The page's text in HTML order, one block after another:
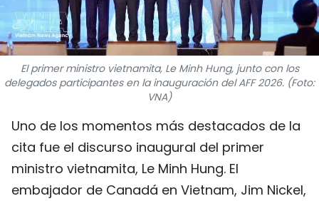
中文
FRANÇAIS
РУССКИЙ
El primer ministro vietnamita, Le Minh Hung, junto con los
delegados participantes en la inauguración del AFF 2026. (Foto:
VNA)
Uno de los momentos más destacados de la
cita fue el discurso inaugural del primer
ministro vietnamita, Le Minh Hung. El
embajador de Canadá en Vietnam, Jim Nickel,